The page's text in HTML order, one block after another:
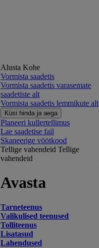
Alusta Kohe
Vormista saadetis
Vormista saadetis varasemate
saadetiste alt
Vormista saadetis lemmikute alt
Küsi hinda ja aega
Planeeri kullertellimus
Lae saadetise fail
Skaneerige vöötkood
Tellige vahendeid Tellige
vahendeid
Avasta
Tarneteenus
Valikulised teenused
Tolliteenus
Lisatasud
Lahendused